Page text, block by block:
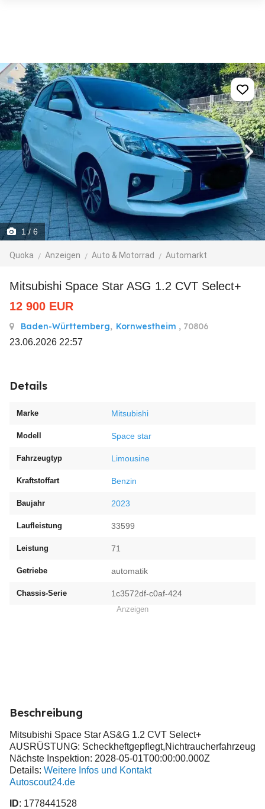
1 / 6
Quoka Anzeigen Auto & Motorrad Automarkt
Mitsubishi Space Star ASG 1.2 CVT Select+
12 900 EUR
Baden-Württemberg, Kornwestheim , 70806
23.06.2026 22:57
Details
Marke Mitsubishi
Modell Space star
Fahrzeugtyp Limousine
Kraftstoffart Benzin
Baujahr 2023
Laufleistung 33599
Leistung 71
Getriebe automatik
Chassis-Serie 1c3572df-c0af-424
Anzeigen
Beschreibung
Mitsubishi Space Star AS&G 1.2 CVT Select+
AUSRÜSTUNG: Scheckheftgepflegt,Nichtraucherfahrzeug
Nächste Inspektion: 2028-05-01T00:00:00.000Z
Details: Weitere Infos und Kontakt
Autoscout24.de
ID: 1778441528